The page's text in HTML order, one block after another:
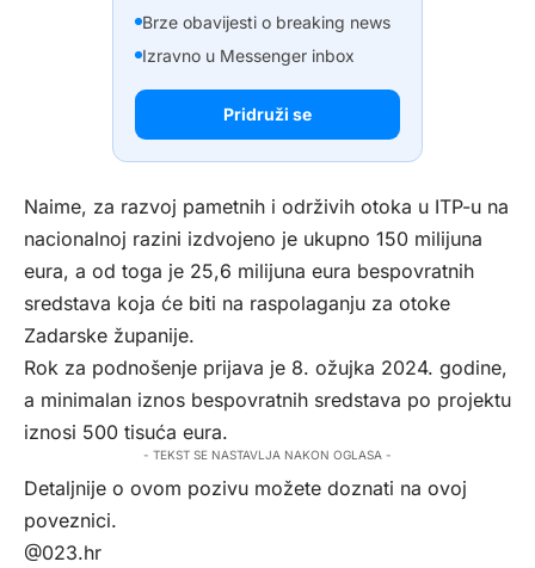
Brze obavijesti o breaking news
Izravno u Messenger inbox
Pridruži se
Naime, za razvoj pametnih i održivih otoka u ITP-u na
nacionalnoj razini izdvojeno je ukupno 150 milijuna
eura, a od toga je 25,6 milijuna eura bespovratnih
sredstava koja će biti na raspolaganju za otoke
Zadarske županije.
Rok za podnošenje prijava je 8. ožujka 2024. godine,
a minimalan iznos bespovratnih sredstava po projektu
iznosi 500 tisuća eura.
- TEKST SE NASTAVLJA NAKON OGLASA -
Detaljnije o ovom pozivu možete doznati na ovoj
poveznici.
@023.hr